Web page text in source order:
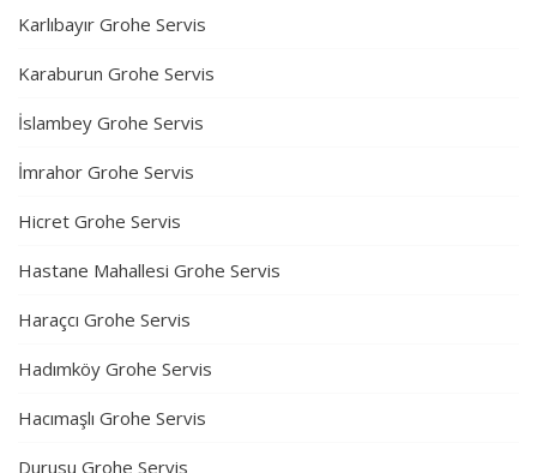
Karlıbayır Grohe Servis
Karaburun Grohe Servis
İslambey Grohe Servis
İmrahor Grohe Servis
Hicret Grohe Servis
Hastane Mahallesi Grohe Servis
Haraçcı Grohe Servis
Hadımköy Grohe Servis
Hacımaşlı Grohe Servis
Durusu Grohe Servis